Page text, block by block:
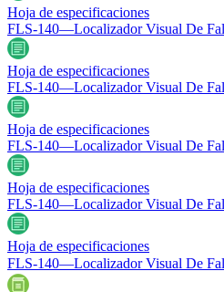
Hoja de especificaciones
FLS-140—Localizador Visual De
Hoja de especificaciones
FLS-140—Localizador Visual De
Hoja de especificaciones
FLS-140—Localizador Visual De
Hoja de especificaciones
FLS-140—Localizador Visual De
Hoja de especificaciones
FLS-140—Localizador Visual De